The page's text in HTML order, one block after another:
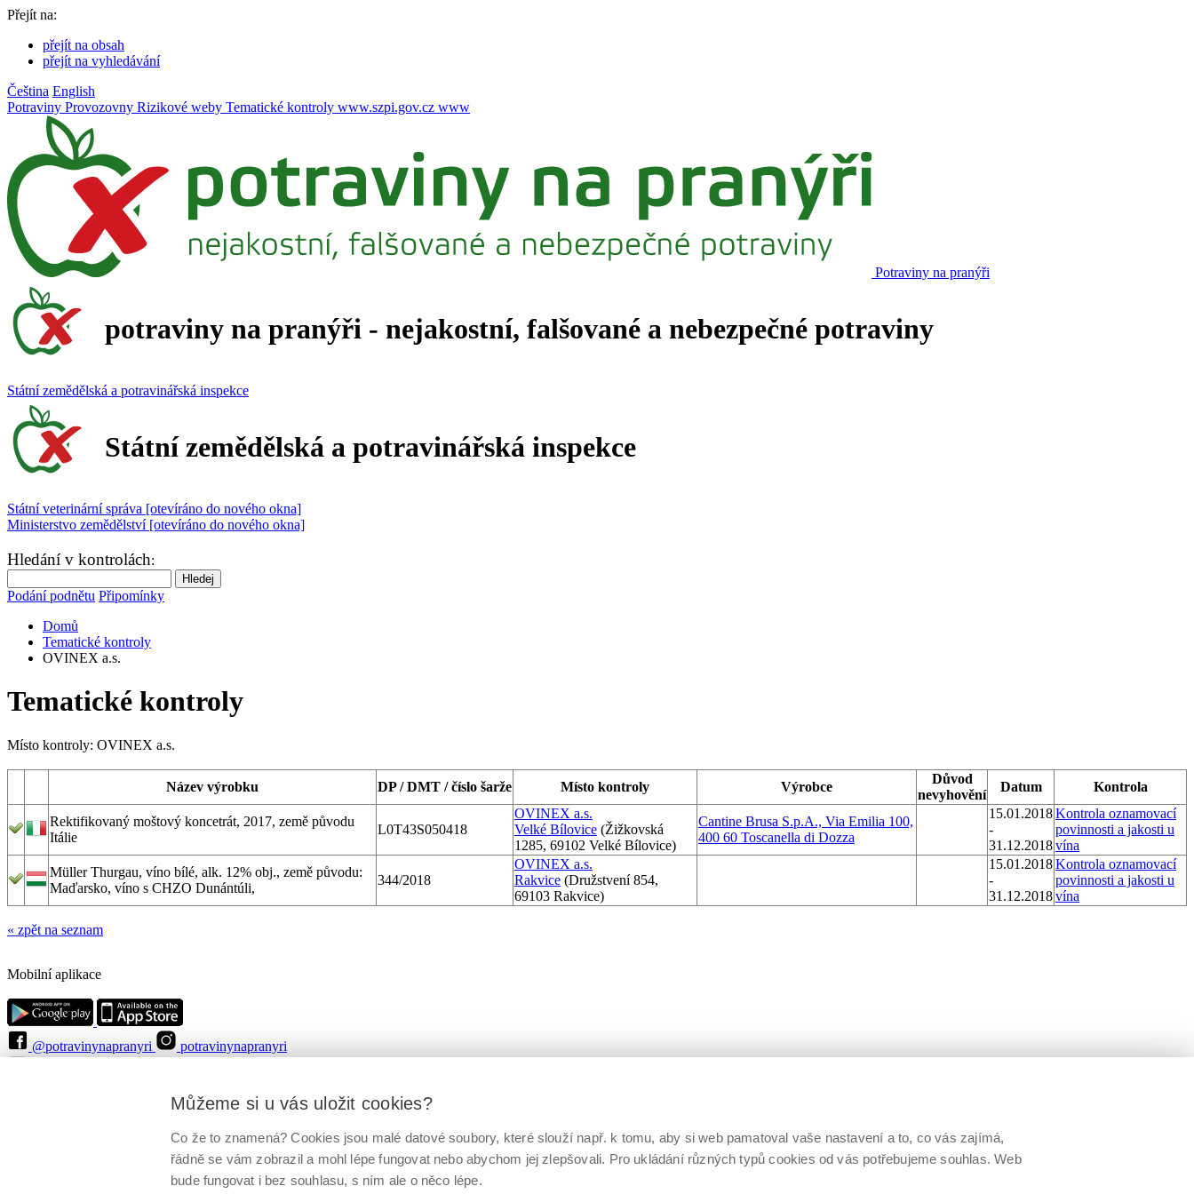
Přejít na:
přejít na obsah
přejít na vyhledávání
Čeština English
Potraviny Provozovny Rizikové weby Tematické kontroly www.szpi.gov.cz www
Potraviny na pranýři
potraviny na pranýři - nejakostní, falšované a nebezpečné potraviny
Státní zemědělská a potravinářská inspekce
Státní zemědělská a potravinářská inspekce
Státní veterinární správa [otevíráno do nového okna]
Ministerstvo zemědělství [otevíráno do nového okna]
Hledání v kontrolách:
Podání podnětu Připomínky
Domů
Tematické kontroly
OVINEX a.s.
Tematické kontroly
Místo kontroly: OVINEX a.s.
Název výrobku DP / DMT / číslo šarže Místo kontroly Výrobce
Důvod
nevyhovění
Datum Kontrola
Rektifikovaný moštový koncetrát, 2017, země původu
Itálie
L0T43S050418
OVINEX a.s.
Velké Bílovice (Žižkovská
1285, 69102 Velké Bílovice)
Cantine Brusa S.p.A., Via Emilia 100,
400 60 Toscanella di Dozza
15.01.2018
-
31.12.2018
Kontrola oznamovací
povinnosti a jakosti u
vína
Müller Thurgau, víno bílé, alk. 12% obj., země původu:
Maďarsko, víno s CHZO Dunántúli,
344/2018
OVINEX a.s.
Rakvice (Družstvení 854,
69103 Rakvice)
15.01.2018
-
31.12.2018
Kontrola oznamovací
povinnosti a jakosti u
vína
« zpět na seznam
Mobilní aplikace
@potravinynapranyri
potravinynapranyri
epodatelna
szpi.gov.cz
IČO: 75014149, DIČ: CZ75014149
Nastavení cookies
Můžeme si u vás uložit cookies?
Co že to znamená? Cookies jsou malé datové soubory, které slouží např. k tomu, aby si web pamatoval vaše nastavení a to, co vás zajímá,
řádně se vám zobrazil a mohl lépe fungovat nebo abychom jej zlepšovali. Pro ukládání různých typů cookies od vás potřebujeme souhlas. Web
bude fungovat i bez souhlasu, s ním ale o něco lépe.